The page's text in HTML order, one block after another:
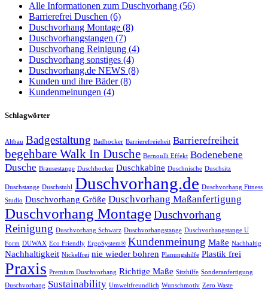
Alle Informationen zum Duschvorhang (56)
Barrierefrei Duschen (6)
Duschvorhang Montage (8)
Duschvorhangstangen (7)
Duschvorhang Reinigung (4)
Duschvorhang sonstiges (4)
Duschvorhang.de NEWS (8)
Kunden und ihre Bäder (8)
Kundenmeinungen (4)
Schlagwörter
Altbau Badgestaltung Badhocker Barrierefreieheit Barrierefreiheit
begehbare Walk In Dusche Bernoulli Effekt Bodenebene
Dusche Brausestange Duschhocker Duschkabine Duschnische Duschsitz
Duschstange Duschstuhl Duschvorhang.de Duschvorhang Fitness
Studio Duschvorhang Größe Duschvorhang Maßanfertigung
Duschvorhang MontageDuschvorhang
Reinigung Duschvorhang Schwarz Duschvorhangstange Duschvorhangstange U
Form DUWAX Eco Friendly ErgoSystem® Kundenmeinung Maße Nachhaltig
Nachhaltigkeit Nickelfrei nie wieder bohren Planungshilfe Plastik frei
Praxis Premium Duschvorhang Richtige Maße Sitzhilfe Sonderanfertigung
Duschvorhang Sustainability Umweltfreundlich Wunschmotiv Zero Waste